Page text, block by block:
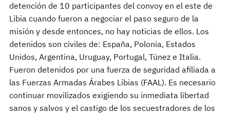
detención de 10 participantes del convoy en el este de
Libia cuando fueron a negociar el paso seguro de la
misión y desde entonces, no hay noticias de ellos. Los
detenidos son civiles de: España, Polonia, Estados
Unidos, Argentina, Uruguay, Portugal, Túnez e Italia.
Fueron detenidos por una fuerza de seguridad afiliada a
las Fuerzas Armadas Árabes Libias (FAAL). Es necesario
continuar movilizados exigiendo su inmediata libertad
sanos y salvos y el castigo de los secuestradores de los